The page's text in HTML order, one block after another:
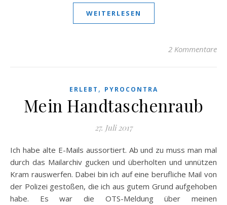
WEITERLESEN
2 Kommentare
ERLEBT , PYROCONTRA
Mein Handtaschenraub
27. Juli 2017
Ich habe alte E-Mails aussortiert. Ab und zu muss man mal
durch das Mailarchiv gucken und überholten und unnützen
Kram rauswerfen. Dabei bin ich auf eine berufliche Mail von
der Polizei gestoßen, die ich aus gutem Grund aufgehoben
habe. Es war die OTS-Meldung über meinen